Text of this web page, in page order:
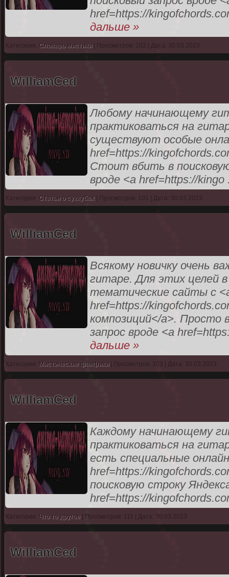
href=https://
дальше »
Категория: Словарь мистики| Просмотров: 102 | Дата: 30.03.2023
WilliamCed
Любому начинающему
практиковаться на
существуют особые
href=https://
Стоит вбить в
вроде <a href=https://kingo
Категория: Статьи о суккубах | Просмотров: 101 | Дата: 30.03.2023
WilliamCed
Всякому новичку очень
гитаре. Для этих целей
тематические сайты с
href=https://
композиций</a>. Просто
запрос вроде <a
дальше »
Категория: Мистические фанфики| Просмотров: 103 | Дата: 30.03.2023
WilliamCed
Каждому начинающему
практиковаться на
есть специальные
href=https://
поисковую строку
href=https://
Категория: Что то другое | Просмотров: 111 | Дата: 30.03.2023
WilliamCed